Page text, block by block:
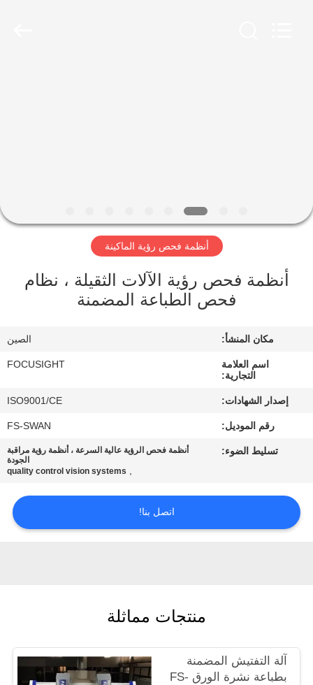
جولة
المعمل
الجودة
اتصل
أخبار
اطلب
اقتباس
PRIVACY
POLICY
أنظمة فحص رؤية الماكينة
أنظمة فحص رؤية الآلات الثقيلة ، نظام
فحص الطباعة المضمنة
مكان المنشأ: الصين
اسم العلامة
التجارية:
FOCUSIGHT
إصدار الشهادات: ISO9001/CE
رقم الموديل: FS-SWAN
تسليط الضوء:
أنظمة فحص الرؤية عالية السرعة ، أنظمة رؤية مراقبة
الجودة
,
quality control vision systems
اتصل بنا!
منتجات مماثلة
آلة التفتيش المضمنة
بطباعة نشرة الورق FS-